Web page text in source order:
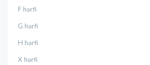
F hərfi
G hərfi
H hərfi
X hərfi